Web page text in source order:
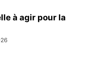
à agir pour la